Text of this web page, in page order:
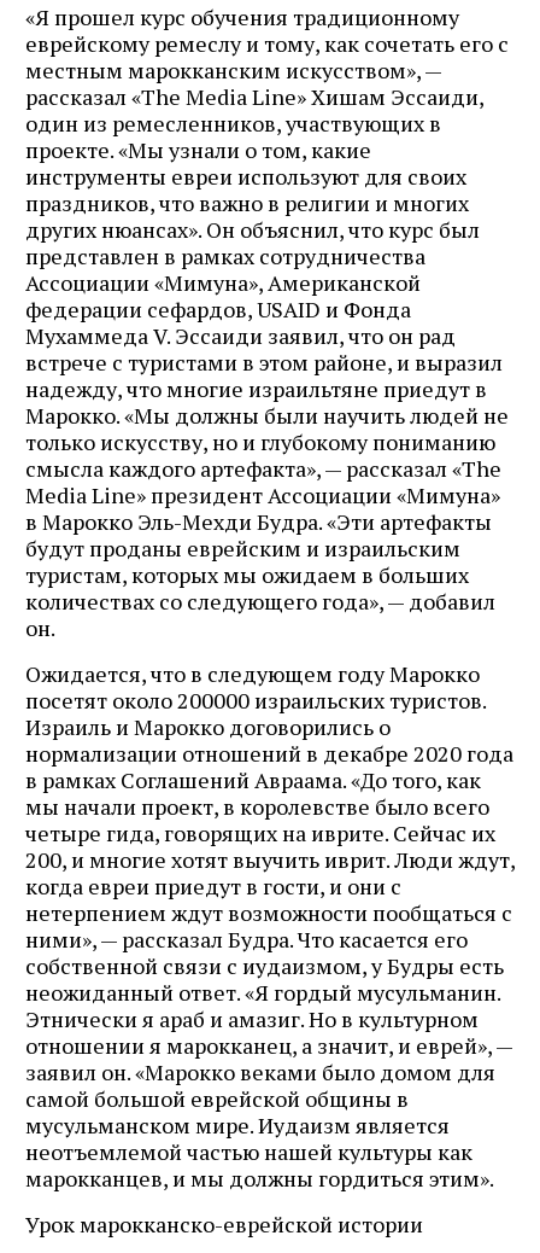
«Я прошел курс обучения традиционному
еврейскому ремеслу и тому, как сочетать его с
местным марокканским искусством», —
рассказал «The Media Line» Хишам Эссаиди,
один из ремесленников, участвующих в
проекте. «Мы узнали о том, какие
инструменты евреи используют для своих
праздников, что важно в религии и многих
других нюансах». Он объяснил, что курс был
представлен в рамках сотрудничества
Ассоциации «Мимуна», Американской
федерации сефардов, USAID и Фонда
Мухаммеда V. Эссаиди заявил, что он рад
встрече с туристами в этом районе, и выразил
надежду, что многие израильтяне приедут в
Марокко. «Мы должны были научить людей не
только искусству, но и глубокому пониманию
смысла каждого артефакта», — рассказал «The
Media Line» президент Ассоциации «Мимуна»
в Марокко Эль-Мехди Будра. «Эти артефакты
будут проданы еврейским и израильским
туристам, которых мы ожидаем в больших
количествах со следующего года», — добавил
он.
Ожидается, что в следующем году Марокко
посетят около 200000 израильских туристов.
Израиль и Марокко договорились о
нормализации отношений в декабре 2020 года
в рамках Соглашений Авраама. «До того, как
мы начали проект, в королевстве было всего
четыре гида, говорящих на иврите. Сейчас их
200, и многие хотят выучить иврит. Люди ждут,
когда евреи приедут в гости, и они с
нетерпением ждут возможности пообщаться с
ними», — рассказал Будра. Что касается его
собственной связи с иудаизмом, у Будры есть
неожиданный ответ. «Я гордый мусульманин.
Этнически я араб и амазиг. Но в культурном
отношении я марокканец, а значит, и еврей», —
заявил он. «Марокко веками было домом для
самой большой еврейской общины в
мусульманском мире. Иудаизм является
неотъемлемой частью нашей культуры как
марокканцев, и мы должны гордиться этим».
Урок марокканско-еврейской истории